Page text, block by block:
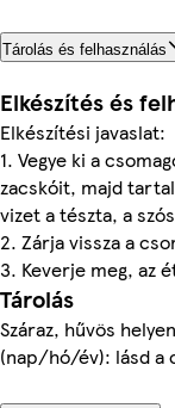
Tárolás és felhasználás
Elkészítés és
Elkészítési javaslat:
1. Vegye ki a
zacskóit, majd
vizet a tészta, a
2. Zárja vissza a
3. Keverje meg, az
Tárolás
Száraz, hűvös
(nap/hó/év): lásd a